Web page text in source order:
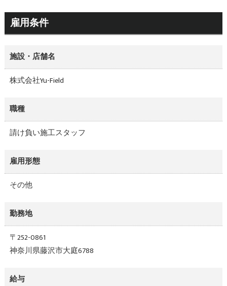
雇用条件
施設・店舗名
株式会社Yu-Field
職種
請け負い施工スタッフ
雇用形態
その他
勤務地
〒252-0861
神奈川県藤沢市大庭6788
給与